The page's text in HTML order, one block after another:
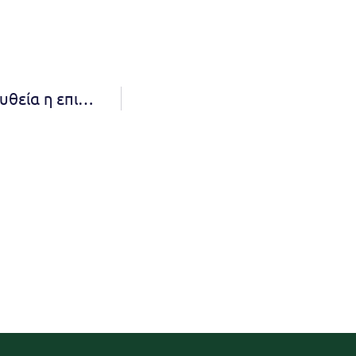
Επικοινωνία Κεχαγιά-Μανουσάκη: Στην τελική ευθεία η επιλογή αναδόχου για τη μεταφορά των πυλώνων στη Νέα Πεντέλη